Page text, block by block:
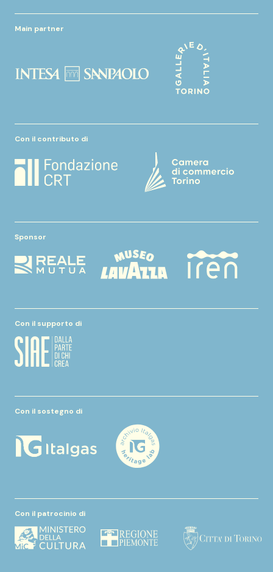
Main partner
Con il contributo di
Sponsor
Con il supporto di
Con il sostegno di
Con il patrocinio di